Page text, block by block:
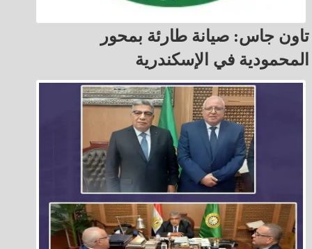
تاون جاس: صيانة طارئة بمحور
المحمودية في الإسكندرية